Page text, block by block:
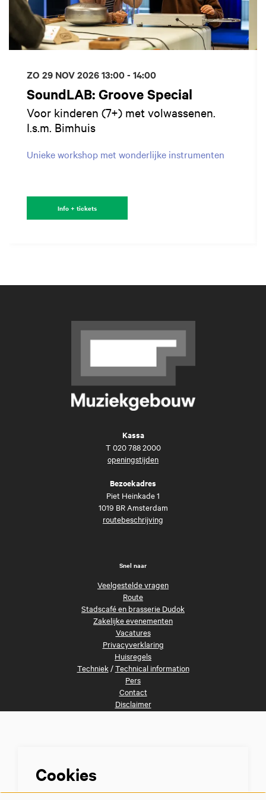
Cookies
SoundLAB: Groove Special
Voor kinderen (7+) met volwassenen.
I.s.m. Bimhuis
Unieke workshop met wonderlijke instrumenten
ZO 29 NOV 202613:00 - 14:00
Info + tickets
Kassa
T 020 788 2000
openingstijden
Bezoekadres
Piet Heinkade 1
1019 BR Amsterdam
routebeschrijving
Snel naar
Veelgestelde vragen
Route
Stadscafé en brasserie Dudok
Zakelijke evenementen
Vacatures
Privacyverklaring
Huisregels
Techniek/Technical information
Pers
Contact
Disclaimer